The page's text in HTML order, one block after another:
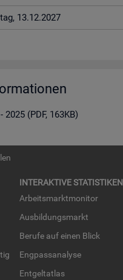
13.12.2027
(PDF, 163KB)
IN­TER­AK­TI­VE STA­TIS­TI­KEN
Ar­beits­markt­mo­ni­tor
Aus­bil­dungs­markt
Be­ru­fe auf einen Blick
Eng­pass­ana­ly­se
Ent­gel­t­at­las